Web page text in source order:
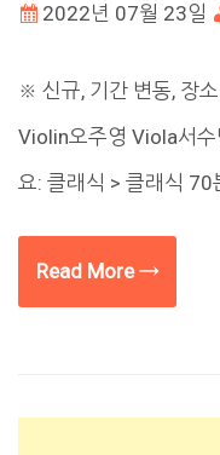
2022년 07월 23일
※ 신규, 기간 변동, 장
Violin오주영 Viola서
요: 클래식 > 클래식
Read More →